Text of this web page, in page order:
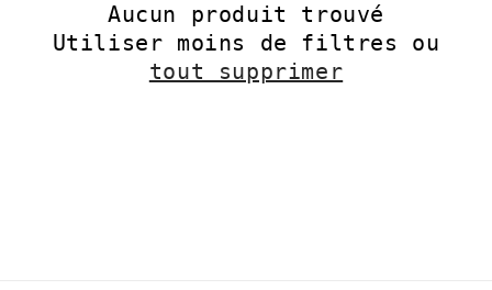
Aucun produit trouvé
Utiliser moins de filtres ou
tout supprimer